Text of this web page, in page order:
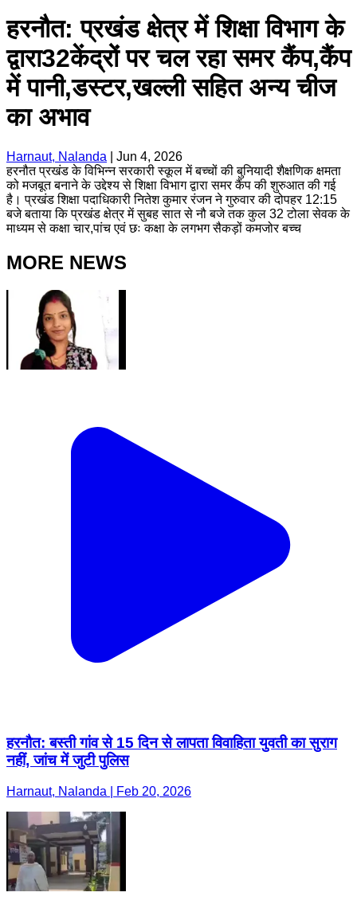
हरनौत: प्रखंड क्षेत्र में शिक्षा विभाग के
द्वारा32केंद्रों पर चल रहा समर कैंप,कैंप
में पानी,डस्टर,खल्ली सहित अन्य चीज
का अभाव
Harnaut, Nalanda
Jun 4, 2026
हरनौत प्रखंड के विभिन्न सरकारी स्कूल में बच्चों की बुनियादी शैक्षणिक क्षमता
को मजबूत बनाने के उद्देश्य से शिक्षा विभाग द्वारा समर कैंप की शुरुआत की गई
है। प्रखंड शिक्षा पदाधिकारी नितेश कुमार रंजन ने गुरुवार की दोपहर 12:15
बजे बताया कि प्रखंड क्षेत्र में सुबह सात से नौ बजे तक कुल 32 टोला सेवक के
माध्यम से कक्षा चार,पांच एवं छः कक्षा के लगभग सैकड़ों कमजोर बच्च
MORE NEWS
हरनौत: बस्ती गांव से 15 दिन से लापता विवाहिता युवती का सुराग
नहीं, जांच में जुटी पुलिस
Harnaut, Nalanda | Feb 20, 2026